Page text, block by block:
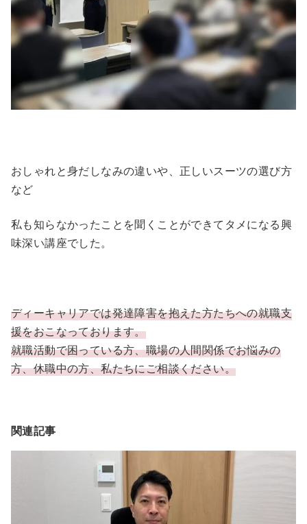
おしゃれと身だしなみの違いや、正しいスーツの選び方
など
私も知らなかったことを聞くことができてタメになる興
味深い講座でした。
ディーキャリアでは発達障害を抱えた方たちへの就職支
援をおこなっております。
就職活動で困っている方、職場の人間関係でお悩みの
方、休職中の方、私たちにご相談ください。
関連記事